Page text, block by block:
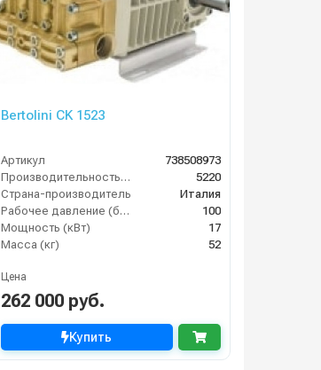
Bertolini CK 1523
Артикул
738508973
Производительность (л/ч)
5220
Страна-производитель
Италия
Рабочее давление (бар)
100
Мощность (кВт)
17
Масса (кг)
52
Цена
262 000 руб.
Купить